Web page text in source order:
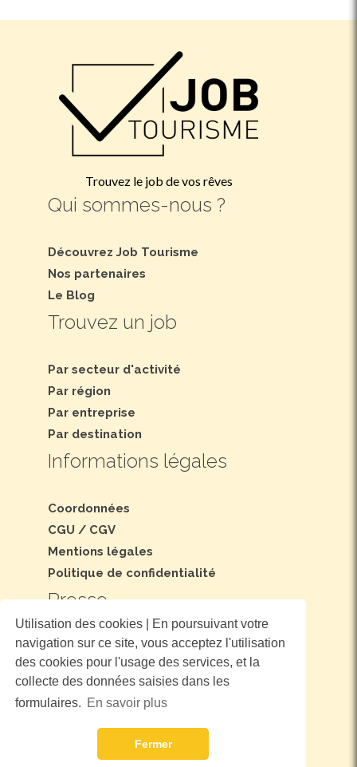
Utilisation des cookies | En poursuivant votre
navigation sur ce site, vous acceptez l'utilisation
des cookies pour l'usage des services, et la
collecte des données saisies dans les
formulaires. En savoir plus
Fermer
Trouvez le job de vos rêves
Qui sommes-nous ?
Découvrez Job Tourisme
Nos partenaires
Le Blog
Trouvez un job
Par secteur d'activité
Par région
Par entreprise
Par destination
Informations légales
Coordonnées
CGU / CGV
Mentions légales
Politique de confidentialité
Presse
Dossier et communiqué de presse
Nous suivre